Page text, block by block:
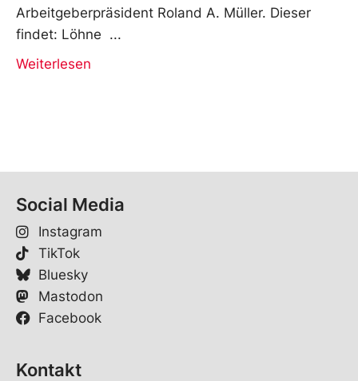
Arbeitgeberpräsident Roland A. Müller. Dieser
findet: Löhne
Weiterlesen
Social Media
Instagram
TikTok
Bluesky
Mastodon
Facebook
Kontakt